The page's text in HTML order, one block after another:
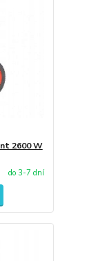
2600 W
do 3-7 dní